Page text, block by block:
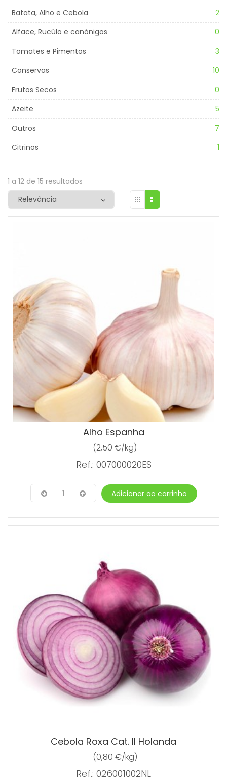
Batata, Alho e Cebola
2
Alface, Rucúlo e canónigos
0
Tomates e Pimentos
3
Conservas
10
Frutos Secos
0
Azeite
5
Outros
7
Citrinos
1
1 a 12 de 15 resultados
Alho Espanha
(2,50 €/kg)
Ref.: 007000020ES
1 Adicionar ao carrinho
Cebola Roxa Cat. II Holanda
(0,80 €/kg)
Ref.: 026001002NL